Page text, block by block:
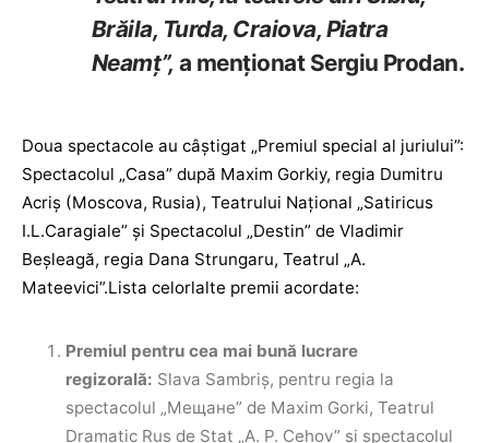
Brăila, Turda, Craiova, Piatra
Neamț”, a menționat Sergiu Prodan.
Doua spectacole au câștigat „Premiul special al juriului”:
Spectacolul „Casa” după Maxim Gorkiy, regia Dumitru
Acriș (Moscova, Rusia), Teatrului Național „Satiricus
I.L.Caragiale” și Spectacolul „Destin” de Vladimir
Beșleagă, regia Dana Strungaru, Teatrul „A.
Mateevici”.Lista celorlalte premii acordate:
Premiul pentru cea mai bună lucrare
regizorală: Slava Sambriș, pentru regia la
spectacolul „Мещане” de Maxim Gorki, Teatrul
Dramatic Rus de Stat „A. P. Cehov” și spectacolul